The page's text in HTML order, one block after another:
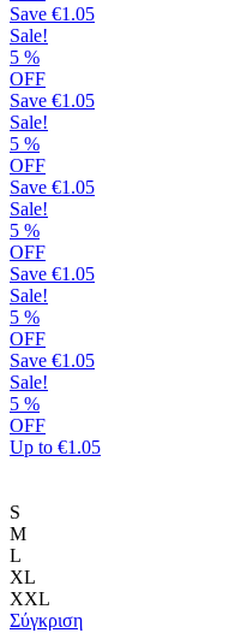
παραλλαγές.
να
του
Save €1.05
Sale!
5 %
OFF
Save €1.05
Sale!
5 %
OFF
Save €1.05
Sale!
5 %
OFF
Save €1.05
Sale!
5 %
OFF
Save €1.05
Sale!
5 %
OFF
Up to €1.05
S
M
L
XL
XXL
Σύγκριση